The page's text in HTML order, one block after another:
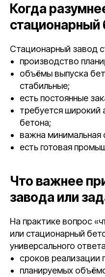
Когда
стационарный
Стационарный завод
производство
объёмы выпуска
стабильные;
есть постоянные
требуется широкий
бетона;
важна минимальная
есть готовая
Что важнее
завода или
На практике вопрос
или стационарный
универсального
сроков реализации
планируемых